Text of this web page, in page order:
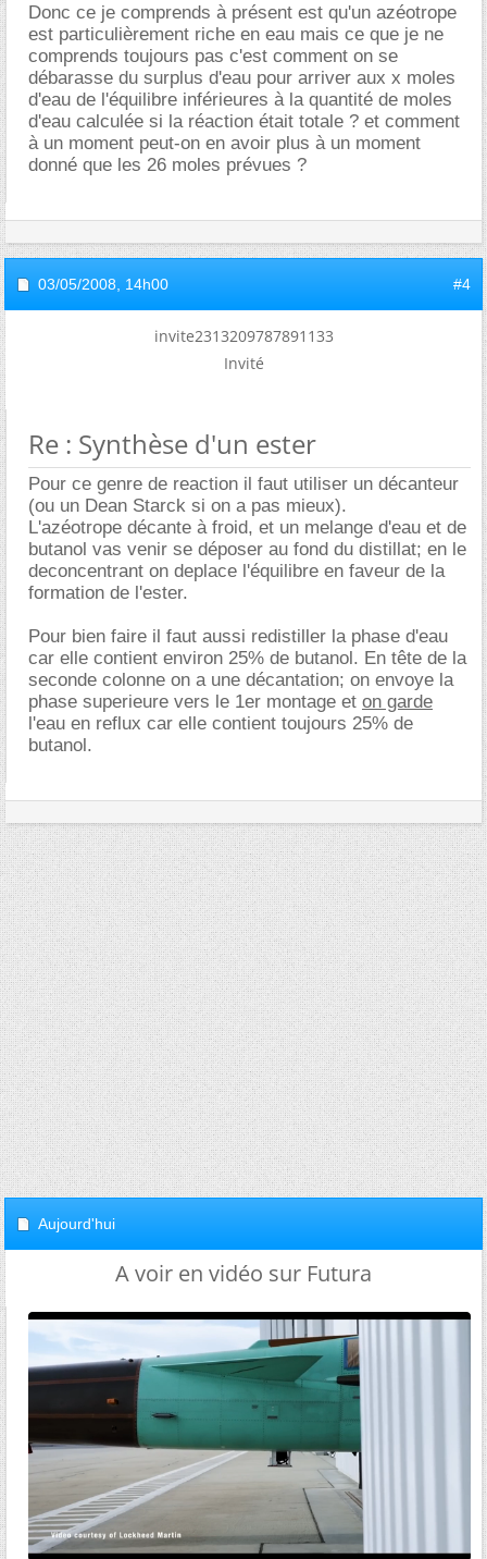
Donc ce je comprends à présent est qu'un azéotrope
est particulièrement riche en eau mais ce que je ne
comprends toujours pas c'est comment on se
débarasse du surplus d'eau pour arriver aux x moles
d'eau de l'équilibre inférieures à la quantité de moles
d'eau calculée si la réaction était totale ? et comment
à un moment peut-on en avoir plus à un moment
donné que les 26 moles prévues ?
03/05/2008, 14h00 #4
invite2313209787891133
Invité
Re : Synthèse d'un ester
Pour ce genre de reaction il faut utiliser un décanteur
(ou un Dean Starck si on a pas mieux).
L'azéotrope décante à froid, et un melange d'eau et de
butanol vas venir se déposer au fond du distillat; en le
deconcentrant on deplace l'équilibre en faveur de la
formation de l'ester.
Pour bien faire il faut aussi redistiller la phase d'eau
car elle contient environ 25% de butanol. En tête de la
seconde colonne on a une décantation; on envoye la
phase superieure vers le 1er montage et on garde
l'eau en reflux car elle contient toujours 25% de
butanol.
Aujourd'hui
A voir en vidéo sur Futura